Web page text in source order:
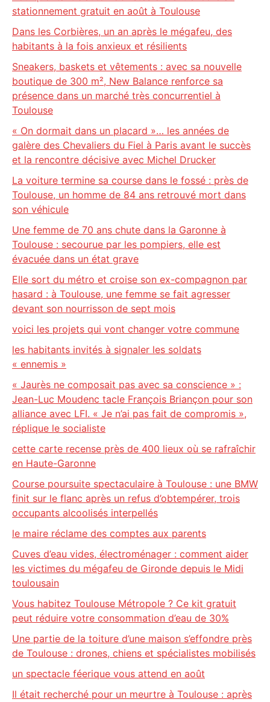
stationnement gratuit en août à Toulouse
Dans les Corbières, un an après le mégafeu, des
habitants à la fois anxieux et résilients
Sneakers, baskets et vêtements : avec sa nouvelle
boutique de 300 m², New Balance renforce sa
présence dans un marché très concurrentiel à
Toulouse
« On dormait dans un placard »… les années de
galère des Chevaliers du Fiel à Paris avant le succès
et la rencontre décisive avec Michel Drucker
La voiture termine sa course dans le fossé : près de
Toulouse, un homme de 84 ans retrouvé mort dans
son véhicule
Une femme de 70 ans chute dans la Garonne à
Toulouse : secourue par les pompiers, elle est
évacuée dans un état grave
Elle sort du métro et croise son ex-compagnon par
hasard : à Toulouse, une femme se fait agresser
devant son nourrisson de sept mois
voici les projets qui vont changer votre commune
les habitants invités à signaler les soldats
« ennemis »
« Jaurès ne composait pas avec sa conscience » :
Jean-Luc Moudenc tacle François Briançon pour son
alliance avec LFI. « Je n’ai pas fait de compromis »,
réplique le socialiste
cette carte recense près de 400 lieux où se rafraîchir
en Haute-Garonne
Course poursuite spectaculaire à Toulouse : une BMW
finit sur le flanc après un refus d’obtempérer, trois
occupants alcoolisés interpellés
le maire réclame des comptes aux parents
Cuves d’eau vides, électroménager : comment aider
les victimes du mégafeu de Gironde depuis le Midi
toulousain
Vous habitez Toulouse Métropole ? Ce kit gratuit
peut réduire votre consommation d’eau de 30%
Une partie de la toiture d’une maison s’effondre près
de Toulouse : drones, chiens et spécialistes mobilisés
un spectacle féerique vous attend en août
Il était recherché pour un meurtre à Toulouse : après